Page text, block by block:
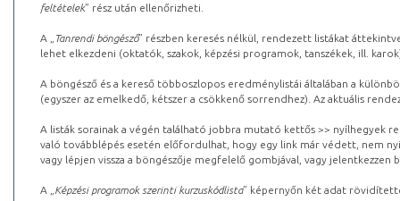
feltételek” rész után ellenőrizheti.
A „ Tanrendi böngésző” részben keresés nélkül, rendezett listákat
lehet elkezdeni (oktatók, szakok, képzési programok, tanszékek, ill.
A böngésző és a kereső többoszlopos eredménylistái általában a
(egyszer az emelkedő, kétszer a csökkenő sorrendhez). Az aktuális
A listák sorainak a végén található jobbra mutató kettős >> nyílhegyek
való továbblépés esetén előfordulhat, hogy egy link már védett, nem
vagy lépjen vissza a böngészője megfelelő gombjával, vagy
A „ Képzési programok szerinti kurzuskódlista” képernyőn két adat